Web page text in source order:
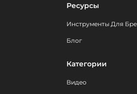
Ресурсы
Инструменты Для
Блог
Категории
Видео